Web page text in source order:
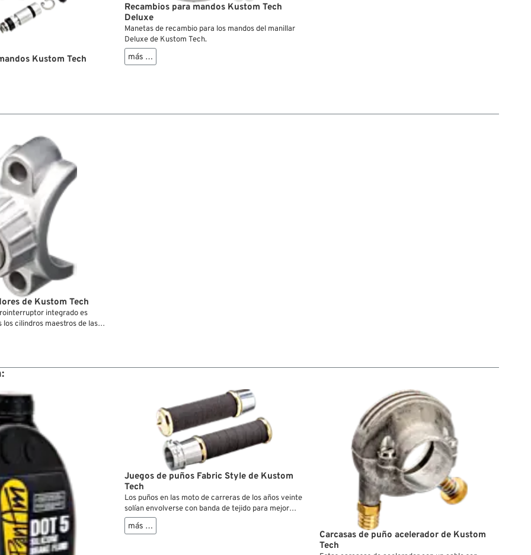
Kustom Tech
Recambios para mandos Kustom Tech
Deluxe
Manetas de recambio para los mandos del manillar
Deluxe de Kustom Tech.
más …
de Kustom Tech
integrado es
cilindros maestros de las
Juegos de puños Fabric Style de Kustom
Tech
Los puños en las moto de carreras de los años veinte
solían envolverse con banda de tejido para mejor
agarre y las estriberas “Fabric Style“ se cubren de la
misma manera. Las vainas del puño son fresado de
más …
Carcasas de puño acelerador de Kustom
Tech